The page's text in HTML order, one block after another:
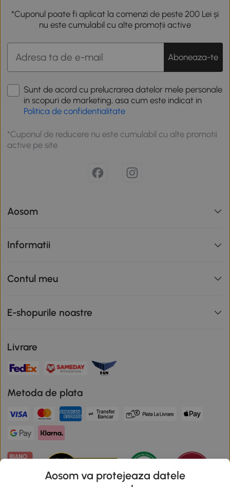
*Cuponul poate fi aplicat la comenzi de peste 200 Lei și
nu este cumulabil cu alte promoții active
Aboneaza-te
Sunt de acord cu prelucrarea datelor mele personale
in scopuri de marketing, asa cum este indicat in
Politica de confidentialitate
*Cuponul de reducere nu este cumulabil cu alte promotii
active pe site
Aosom
Informatii
Contul meu
E-shopurile noastre
Livrare
Metoda de plata
Aosom va protejeaza datele